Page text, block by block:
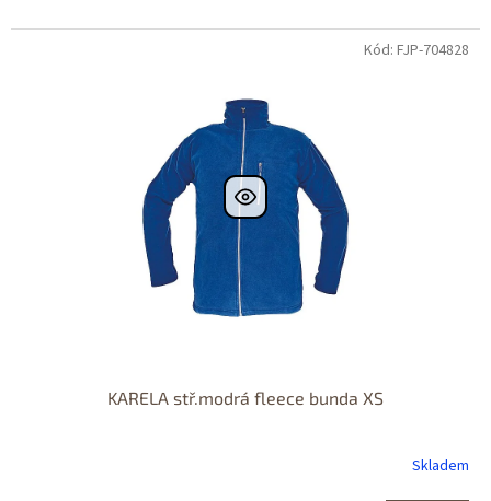
KARELA stř.modrá fleece bunda XS
Skladem
Kód: FJP-704828